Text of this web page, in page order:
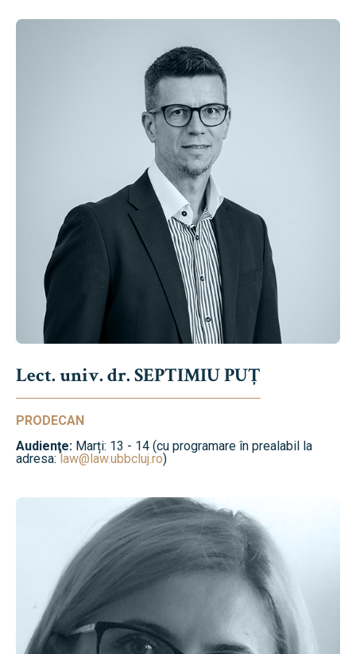
Lect. univ. dr. SEPTIMIU PUȚ
PRODECAN
Audienţe: Marți: 13 - 14 (cu programare în prealabil la
adresa:law@law.ubbcluj.ro)